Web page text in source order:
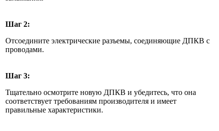
Шаг 2:
Отсоедините электрические разъемы, соединяющие ДПКВ с
проводами.
Шаг 3:
Тщательно осмотрите новую ДПКВ и убедитесь, что она
соответствует требованиям производителя и имеет
правильные характеристики.